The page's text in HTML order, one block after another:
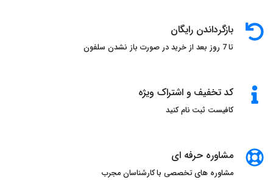
بازگرداندن رایگان
تا 7 روز بعد از خرید در صورت باز نشدن سلفون
کد تخفیف و اشتراک ویژه
کافیست ثبت نام کنید
مشاوره حرفه ای
مشاوره های تخصصی با کارشناسان مجرب